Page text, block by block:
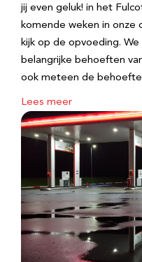
jij even geluk! in het
komende weken in onze
kijk op de opvoeding.
belangrijke behoeften
ook meteen de
Lees meer